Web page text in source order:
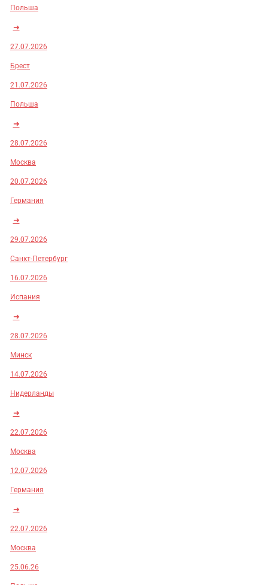
Польша
➜
27.07.2026
Брест
21.07.2026
Польша
➜
28.07.2026
Москва
20.07.2026
Германия
➜
29.07.2026
Санкт-Петербург
16.07.2026
Испания
➜
28.07.2026
Минск
14.07.2026
Нидерланды
➜
22.07.2026
Москва
12.07.2026
Германия
➜
22.07.2026
Москва
25.06.26